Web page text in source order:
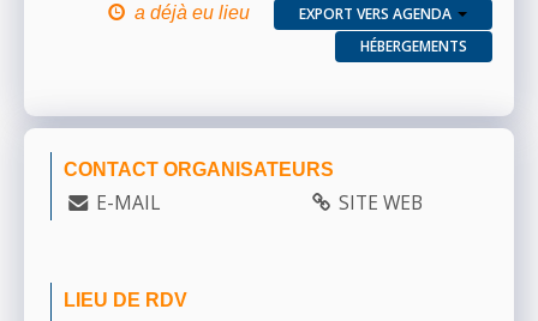
a déjà eu lieu
EXPORT VERS AGENDA
HÉBERGEMENTS
CONTACT ORGANISATEURS
E-MAIL SITE WEB
LIEU DE RDV